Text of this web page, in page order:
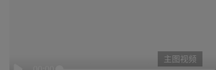
主图视频